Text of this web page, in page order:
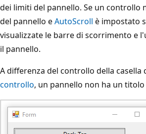
dei limiti del pannello. Se un controllo
del pannello eAutoScroll è impostato
visualizzate le barre di scorrimento e
il pannello.
A differenza del controllo della casella
controllo, un pannello non ha un